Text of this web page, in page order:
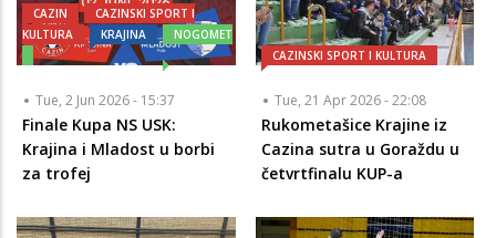
CAZIN
CAZINSKI SPORT I
KULTURA
KRAJINA NOGOMET
Tue, 2 Jun 2026 - 15:37
Finale Kupa NS USK:
Krajina i Mladost u borbi
za trofej
CAZINSKI SPORT I KULTURA
Tue, 21 Apr 2026 - 22:08
Rukometašice Krajine iz
Cazina sutra u Goraždu u
četvrtfinalu KUP-a